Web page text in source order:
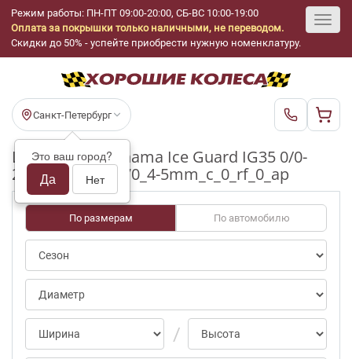
Режим работы: ПН-ПТ 09:00-20:00, СБ-ВС 10:00-19:00
Оплата за покрышки только наличными, не переводом.
Скидки до 50% - успейте приобрести нужную номенклатуру.
Санкт-Петербург
Это ваш город?
Да Нет
Шины бу Yokohama Ice Guard IG35 0/0-
25pct R16_215_70_4-5mm_c_0_rf_0_ap
По размерам По автомобилю